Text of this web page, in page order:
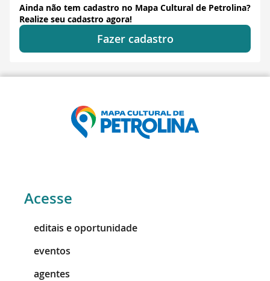
Ainda não tem cadastro no Mapa Cultural de Petrolina?
Realize seu cadastro agora!
Fazer cadastro
Acesse
editais e oportunidade
eventos
agentes